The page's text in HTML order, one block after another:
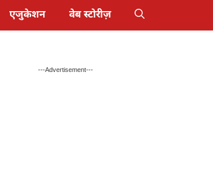
एजुकेशन वेब स्टोरीज़
---Advertisement---